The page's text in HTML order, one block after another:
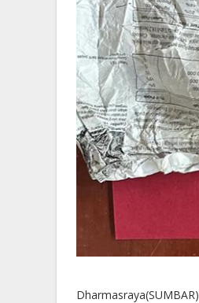
Dharmasraya(SUMBAR)